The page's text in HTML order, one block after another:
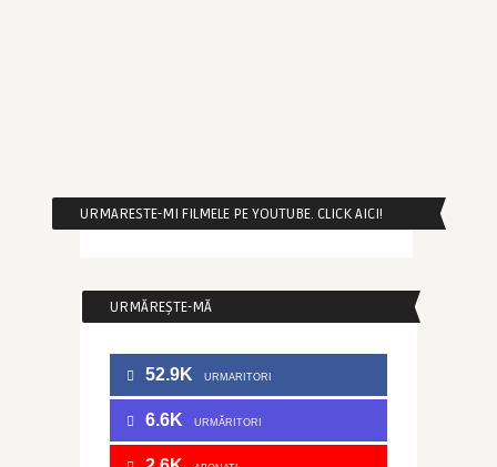
URMARESTE-MI FILMELE PE YOUTUBE. CLICK AICI!
URMĂREȘTE-MĂ
52.9K URMARITORI
6.6K URMĂRITORI